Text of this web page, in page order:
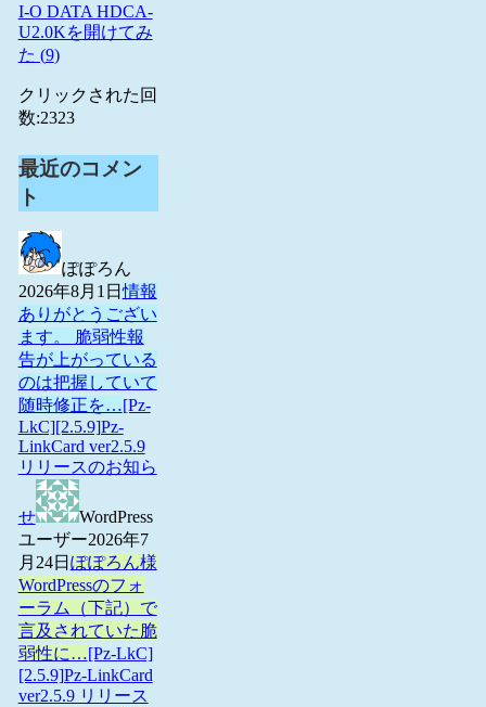
I-O DATA HDCA-
U2.0Kを開けてみ
た (9)
クリックされた回
数:2323
最近のコメン
ト
ぽぽろん
2026年8月1日情報
ありがとうござい
ます。 脆弱性報
告が上がっている
のは把握していて
随時修正を…[Pz-
LkC][2.5.9]Pz-
LinkCard ver2.5.9
リリースのお知ら
せ
WordPress
ユーザー2026年7
月24日 ぽぽろん様
WordPressのフォ
ーラム（下記）で
言及されていた脆
弱性に…[Pz-LkC]
[2.5.9]Pz-LinkCard
ver2.5.9 リリース